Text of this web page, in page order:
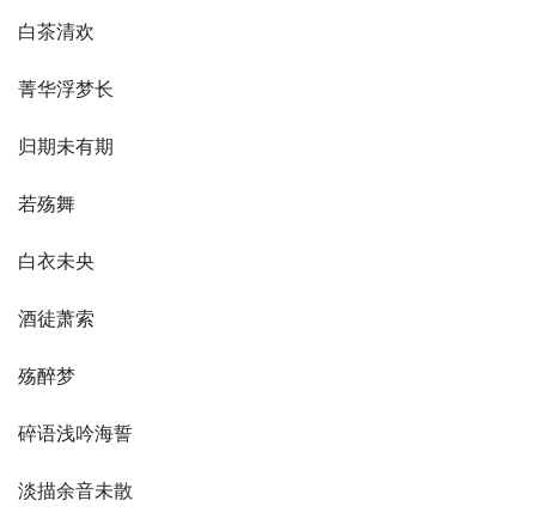
白茶清欢
菁华浮梦长
归期未有期
若殇舞
白衣未央
酒徒萧索
殇醉梦
碎语浅吟海誓
淡描余音未散